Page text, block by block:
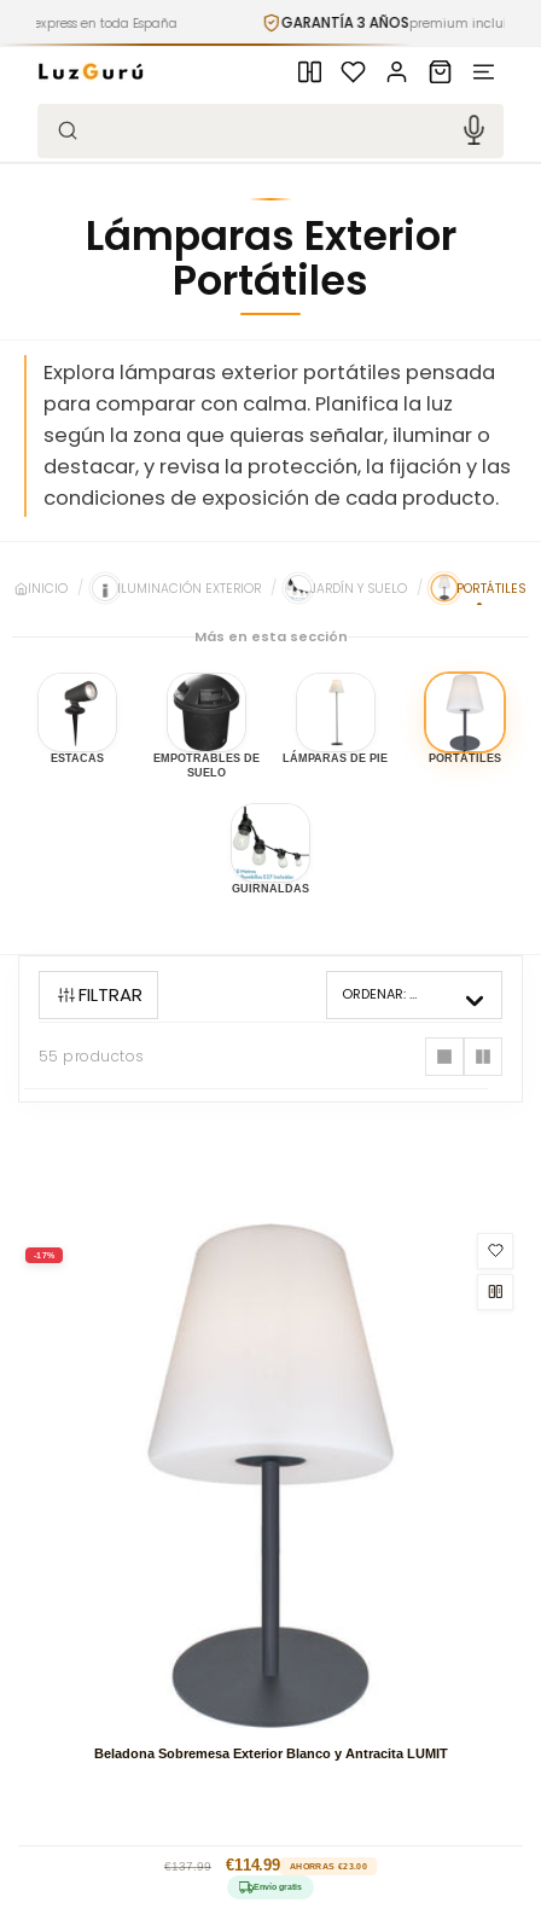
directamente
al contenido
toda España GARANTÍA 3 AÑOSpremium incluida
Búsqueda
Iniciar
sesión
Carrito
Lámparas Exterior
Portátiles
Explora lámparas exterior portátiles pensada
para comparar con calma. Planifica la luz
según la zona que quieras señalar, iluminar o
destacar, y revisa la protección, la fijación y las
condiciones de exposición de cada producto.
INICIO ILUMINACIÓN EXTERIOR JARDÍN Y SUELO PORTÁTILES
Más en esta sección
ESTACAS
EMPOTRABLES DE
SUELO
LÁMPARAS DE PIE PORTÁTILES
GUIRNALDAS
FILTRAR ORDENAR:
MÁS VENDIDOS
55 productos
-17%
Beladona Sobremesa Exterior Blanco y Antracita LUMIT
Precio
€137.99
Precio
de
oferta
€114.99 AHORRAS €23.00
Envío gratis